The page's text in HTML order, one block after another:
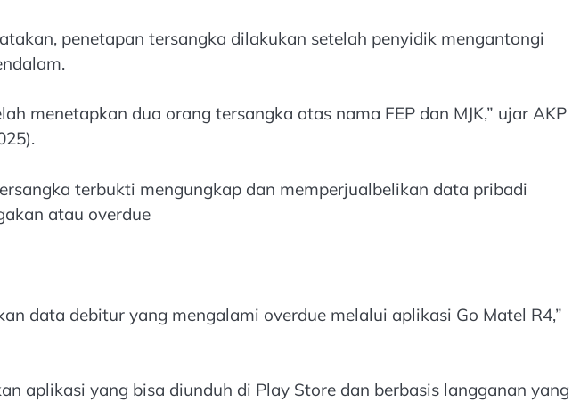
penetapan tersangka dilakukan setelah penyidik mengantongi
menetapkan dua orang tersangka atas nama FEP dan MJK,” ujar AKP
terbukti mengungkap dan memperjualbelikan data pribadi
atau overdue
data debitur yang mengalami overdue melalui aplikasi Go Matel R4,”
aplikasi yang bisa diunduh di Play Store dan berbasis langganan yang